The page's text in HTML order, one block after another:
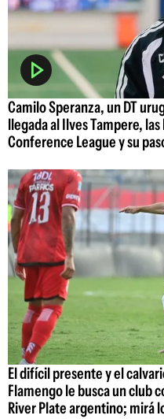
Camilo Speranza, un DT
llegada al Ilves Tampere,
Conference League y su
El difícil presente y el
Flamengo le busca un club
River Plate argentino; mirá